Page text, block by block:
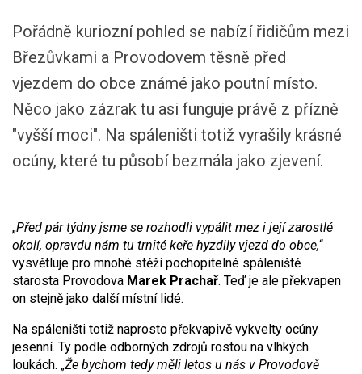
Pořádně kuriozní pohled se nabízí řidičům mezi
Březůvkami a Provodovem těsně před
vjezdem do obce známé jako poutní místo.
Něco jako zázrak tu asi funguje právě z přízně
"vyšší moci". Na spáleništi totiž vyrašily krásné
ocúny, které tu působí bezmála jako zjevení.
„Před pár týdny jsme se rozhodli vypálit mez i její zarostlé
okolí, opravdu nám tu trnité keře hyzdily vjezd do obce,“
vysvětluje pro mnohé stěží pochopitelné spáleniště
starosta Provodova Marek Prachař. Teď je ale překvapen
on stejně jako další místní lidé.
Na spáleništi totiž naprosto překvapivě vykvelty ocúny
jesenní. Ty podle odborných zdrojů rostou na vlhkých
loukách. „Že bychom tedy měli letos u nás v Provodově